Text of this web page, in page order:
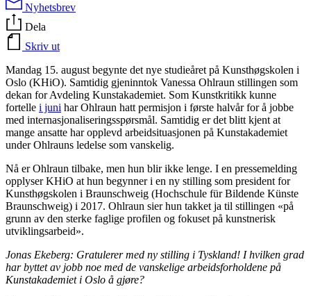
Nyhetsbrev
Dela
Skriv ut
Mandag 15. august begynte det nye studieåret på Kunsthøgskolen i
Oslo (KHiO). Samtidig gjeninntok Vanessa Ohlraun stillingen som
dekan for Avdeling Kunstakademiet. Som Kunstkritikk kunne
fortelle i juni har Ohlraun hatt permisjon i første halvår for å jobbe
med internasjonaliseringsspørsmål. Samtidig er det blitt kjent at
mange ansatte har opplevd arbeidsituasjonen på Kunstakademiet
under Ohlrauns ledelse som vanskelig.
Nå er Ohlraun tilbake, men hun blir ikke lenge. I en pressemelding
opplyser KHiO at hun begynner i en ny stilling som president for
Kunsthøgskolen i Braunschweig (Hochschule für Bildende Künste
Braunschweig) i 2017. Ohlraun sier hun takket ja til stillingen «på
grunn av den sterke faglige profilen og fokuset på kunstnerisk
utviklingsarbeid».
Jonas Ekeberg: Gratulerer med ny stilling i Tyskland! I hvilken grad
har byttet av jobb noe med de vanskelige arbeidsforholdene på
Kunstakademiet i Oslo å gjøre?